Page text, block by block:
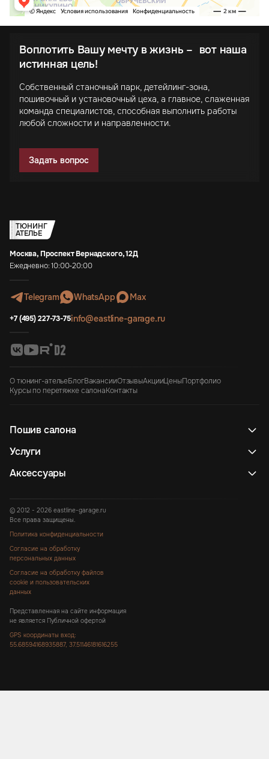
Воплотить Вашу мечту в жизнь – вот наша
истинная цель!
Собственный станочный парк, детейлинг-зона,
пошивочный и установочный цеха, а главное, слаженная
команда специалистов, способная выполнить работы
любой сложности и направленности.
Задать вопрос
ТЮНИНГ
АТЕЛЬЕ
Москва, Проспект Вернадского, 12Д
Ежедневно: 10:00-20:00
Telegram WhatsApp Max
+7 (495) 227-73-75info@eastline-garage.ru
О тюнинг-ательеБлогВакансииОтзывыАкцииЦеныПортфолио
Курсы по перетяжке салонаКонтакты
Пошив салона
Услуги
Аксессуары
© 2012 - 2026 eastline-garage.ru
Все права защищены.
Политика конфиденциальности
Согласие на обработку
персональных данных
Согласие на обработку файлов
cookie и пользовательских
данных
Представленная на сайте информация
не является Публичной офертой
GPS координаты вход:
55.68594168935887, 37.51146181616255